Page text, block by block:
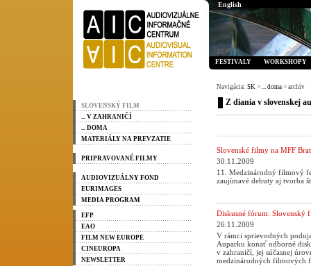
SLOVENSKÝ FILM
... V ZAHRANIČÍ
... DOMA
MATERIÁLY NA PREVZATIE
PRIPRAVOVANÉ FILMY
AUDIOVIZUÁLNY FOND
EURIMAGES
MEDIA PROGRAM
EFP
EAO
FILM NEW EUROPE
CINEUROPA
NEWSLETTER
English
FESTIVALY WORKSHOPY
Navigácia: SK > ... doma > archív
Z diania v slovenskej
Slovenské filmy na MFF
30.11.2009
11. Medzinárodný filmový
zaujímavé debuty aj tvorba
Diskusné fórum: Slovenský
26.11.2009
V rámci sprievodných
Auparku konať odborné
v zahraničí, jej súčasnej
medzinárodných filmových